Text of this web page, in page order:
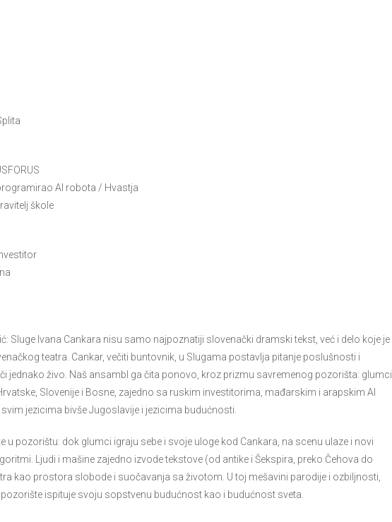
AI robota / Hvastja
škole
Sluge Ivana Cankara nisu samo najpoznatiji slovenački dramski tekst, već i delo koje je
teatra. Cankar, večiti buntovnik, u Slugama postavlja pitanje poslušnosti i
jednako živo. Naš ansambl ga čita ponovo, kroz prizmu savremenog pozorišta: glumci
Slovenije i Bosne, zajedno sa ruskim investitorima, mađarskim i arapskim AI
jezicima bivše Jugoslavije i jezicima budućnosti.
u pozorištu: dok glumci igraju sebe i svoje uloge kod Cankara, na scenu ulaze i novi
Ljudi i mašine zajedno izvode tekstove (od antike i Šekspira, preko Čehova do
kao prostora slobode i suočavanja sa životom. U toj mešavini parodije i ozbiljnosti,
ispituje svoju sopstvenu budućnost kao i budućnost sveta.